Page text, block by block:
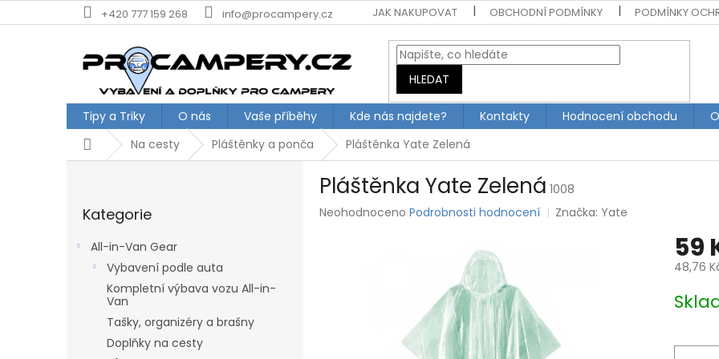
na
+420 777 159 268 info@procampery.cz JAK NAKUPOVAT OBCHODNÍ PODMÍNKY PODMÍNKY
HLEDAT
Tipy a Triky O nás Vaše příběhy Kde nás najdete? Kontakty Hodnocení obchodu
DomůNa cesty Pláštěnky a ponča Pláštěnka Yate Zelená
kategorie
Kategorie
All-in-Van Gear
Vybavení podle auta
Kompletní výbava vozu All-in-
Van
Tašky, organizéry a brašny
Doplňky na cesty
Pláštěnka Yate Zelená 1008
Průměrné
Neohodnoceno Podrobnosti hodnocení Značka:Yate
59
48,76
cena: